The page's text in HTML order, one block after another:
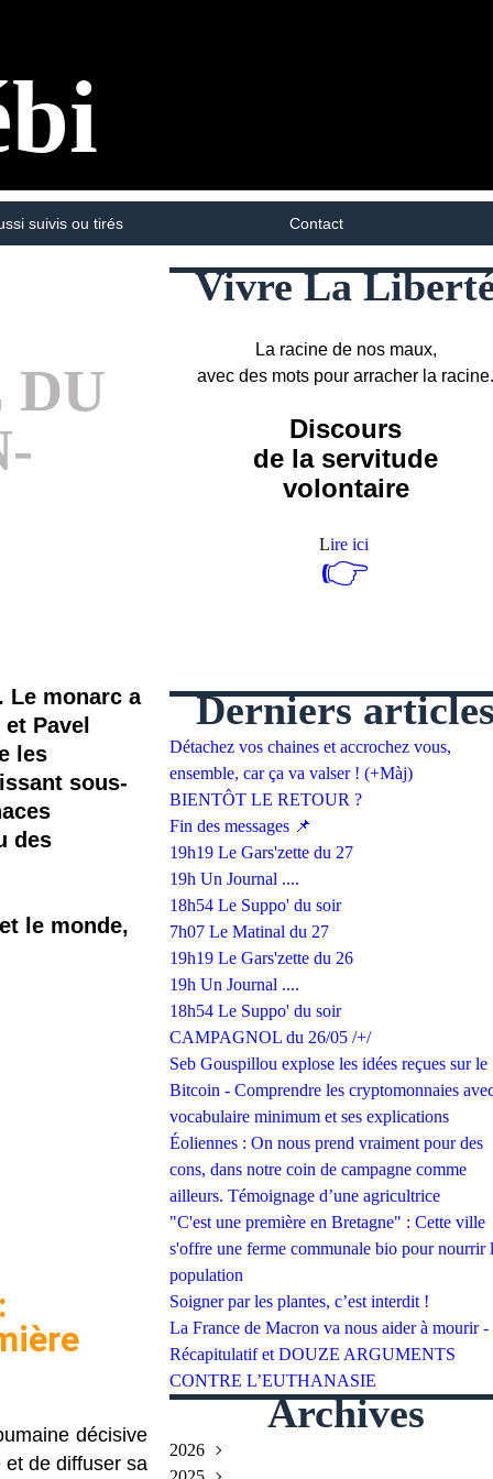
suivis ou tirés Contact
DU
Le monarc a
Pavel
les
sous-
des
le monde,
décisive
et de diffuser sa
Vivre La
La racine de nos maux,
avec des mots pour arracher la racine.
Discours
de la servitude
volontaire
Lire ici
👉
Derniers
Détachez vos chaines et accrochez vous,
ensemble, car ça va valser ! (+Màj)
BIENTÔT LE RETOUR ?
Fin des messages 📌
19h19 Le Gars'zette du 27
19h Un Journal ....
18h54 Le Suppo' du soir
7h07 Le Matinal du 27
19h19 Le Gars'zette du 26
19h Un Journal ....
18h54 Le Suppo' du soir
CAMPAGNOL du 26/05 /+/
Seb Gouspillou explose les idées reçues sur le
Bitcoin - Comprendre les cryptomonnaies
vocabulaire minimum et ses explications
Éoliennes : On nous prend vraiment pour des
cons, dans notre coin de campagne comme
ailleurs. Témoignage d’une agricultrice
"C'est une première en Bretagne" : Cette ville
s'offre une ferme communale bio pour nourrir
population
Soigner par les plantes, c’est interdit !
La France de Macron va nous aider à mourir -
Récapitulatif et DOUZE ARGUMENTS
CONTRE L’EUTHANASIE
Archives
2026